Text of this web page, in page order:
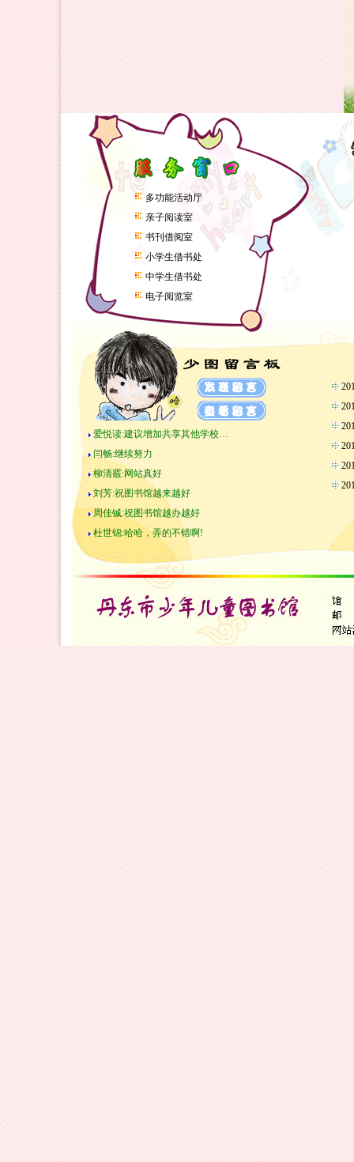
多功能活动厅
亲子阅读室
书刊借阅室
小学生借书处
中学生借书处
电子阅览室
爱悦读:建议增加共享其他学校…
闫畅:继续努力
柳清霰:网站真好
刘芳:祝图书馆越来越好
周佳铖:祝图书馆越办越好
杜世锦:哈哈，弄的不错啊!